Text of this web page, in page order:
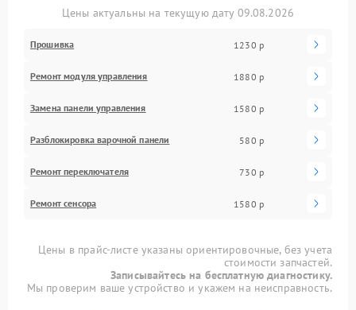
Цены актуальны на текущую дату 09.08.2026
Прошивка 1230 р
Ремонт модуля управления 1880 р
Замена панели управления 1580 р
Разблокировка варочной панели 580 р
Ремонт переключателя 730 р
Ремонт сенсора 1580 р
Цены в прайс-листе указаны ориентировочные, без учета
стоимости запчастей.
Записывайтесь на бесплатную диагностику.
Мы проверим ваше устройство и укажем на неисправность.